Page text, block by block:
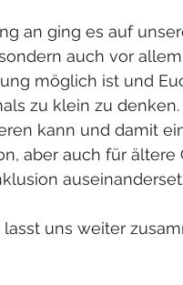
an ging es auf
auch vor
möglich ist und
zu klein zu
kann und damit
aber auch für
lasst uns weiter